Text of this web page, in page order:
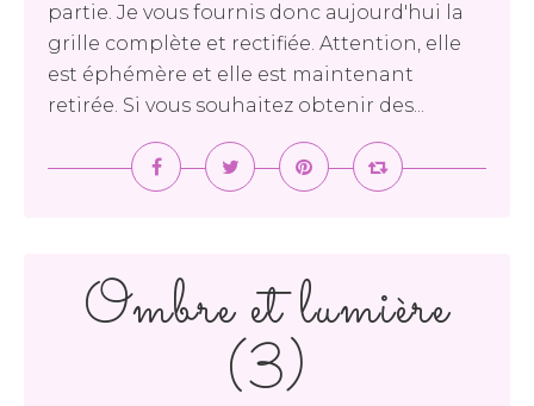
partie. Je vous fournis donc aujourd'hui la
grille complète et rectifiée. Attention, elle
est éphémère et elle est maintenant
retirée. Si vous souhaitez obtenir des...
Ombre et lumière
(3)